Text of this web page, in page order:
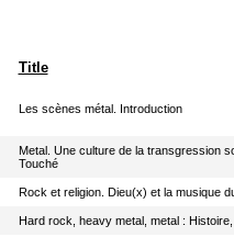
Title
Les scènes métal. Introduction
Metal. Une culture de la transgression
Touché
Rock et religion. Dieu(x) et la musique
Hard rock, heavy metal, metal :